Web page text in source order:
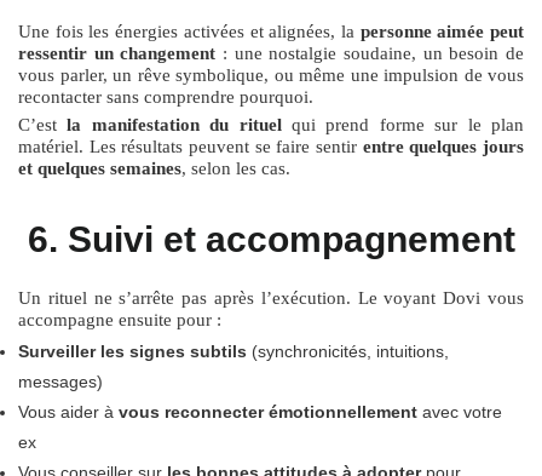
Une fois les énergies activées et alignées, la personne aimée peut
ressentir un changement : une nostalgie soudaine, un besoin de
vous parler, un rêve symbolique, ou même une impulsion de vous
recontacter sans comprendre pourquoi.
C’estla manifestation du rituelqui prend forme sur le plan
matériel. Les résultats peuvent se faire sentir entre quelques jours
et quelques semaines, selon les cas.
6. Suivi et accompagnement
Un rituel ne s’arrête pas après l’exécution. Le voyant Dovi vous
accompagne ensuite pour :
Surveiller les signes subtils (synchronicités, intuitions,
messages)
Vous aider à vous reconnecter émotionnellement avec votre
ex